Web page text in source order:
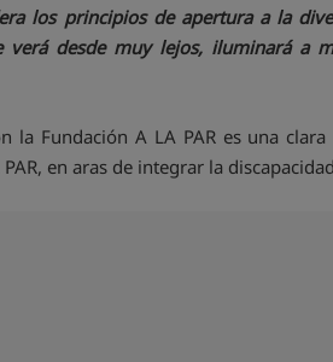
los principios de apertura a la
desde muy lejos, iluminará a
la Fundación A LA PAR es una
en aras de integrar la